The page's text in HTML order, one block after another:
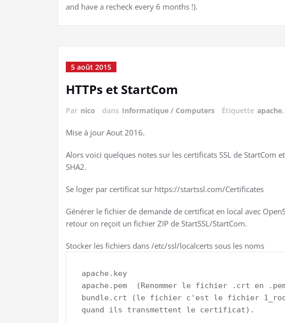
and have a recheck every 6 months !).
5 août 2015
HTTPs et StartCom
Par nico dans Informatique / Computers Étiquette apache,
Mise à jour Aout 2016.
Alors voici quelques notes sur les certificats SSL de
SHA2.
Se loger par certificat sur https://startssl.com/Certificates
Générer le fichier de demande de certificat en local avec
retour on reçoit un fichier ZIP de StartSSL/StartCom.
Stocker les fichiers dans /etc/ssl/localcerts sous les noms
apache.key
apache.pem  (Renommer le fichier .crt en
bundle.crt (le fichier c'est le fichier
quand ils transmettent le certificat).